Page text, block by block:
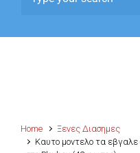
Home
Ξενες Διασημες
Καυτο μοντελο τα